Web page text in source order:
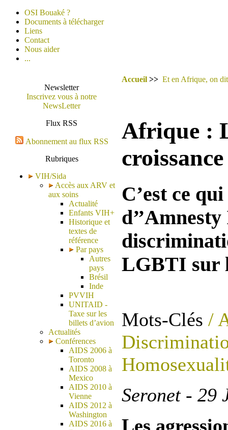
OSI Bouaké ?
Documents à télécharger
Liens
Contact
Nous aider
...
Newsletter
Inscrivez vous à notre
NewsLetter
Flux RSS
Abonnement au flux RSS
Rubriques
VIH/Sida
Accès aux ARV et
aux soins
Actualité
Enfants VIH+
Historique et
textes de
référence
Par pays
Autres
pays
Brésil
Inde
PVVIH
UNITAID -
Taxe sur les
billets d’avion
Actualités
Conférences
AIDS 2006 à
Toronto
AIDS 2008 à
Mexico
AIDS 2010 à
Vienne
AIDS 2012 à
Washington
AIDS 2016 à
Accueil >> Et en Afrique, on
Afrique :
croissance
C’est ce
LGBTI sur
Mots-Clés /
Seronet - 29
Les